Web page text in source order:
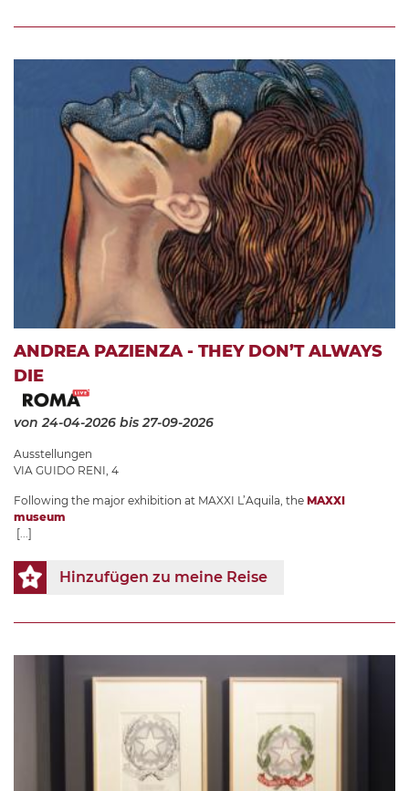
ANDREA PAZIENZA - THEY DON’T ALWAYS
DIE
von 24-04-2026 bis 27-09-2026
Ausstellungen
VIA GUIDO RENI, 4
Following the major exhibition at MAXXI L’Aquila, the MAXXI
museum
[...]
Hinzufügen zu meine Reise